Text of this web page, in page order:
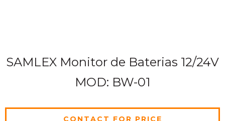
SAMLEX Monitor de Baterias 12/24V
MOD: BW-01